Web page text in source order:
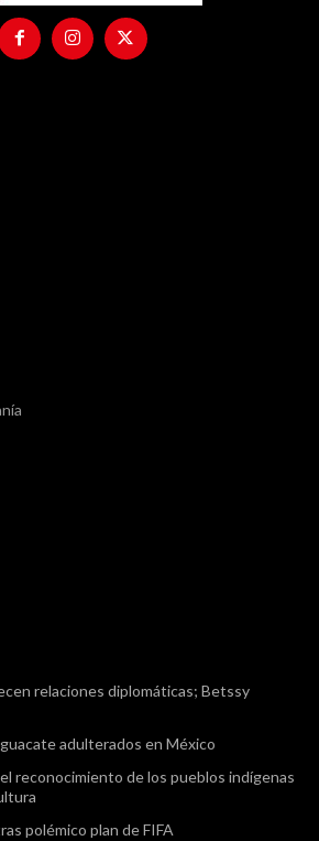
relaciones diplomáticas; Betssy
adulterados en México
reconocimiento de los pueblos indígenas
polémico plan de FIFA